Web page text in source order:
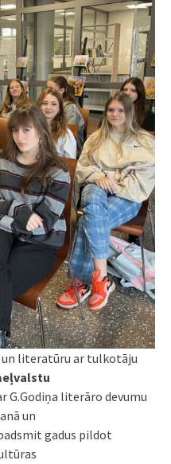
un literatūru ar tulkotāju
G.Godiņa literāro devumu
un
gadus pildot